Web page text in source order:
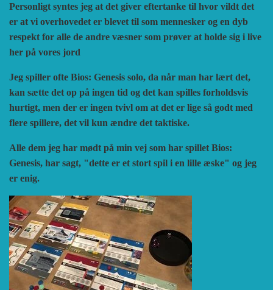
Personligt syntes jeg at det giver eftertanke til hvor vildt det
er at vi overhovedet er blevet til som mennesker og en dyb
respekt for alle de andre væsner som prøver at holde sig i live
her på vores jord
Jeg spiller ofte Bios: Genesis solo, da når man har lært det,
kan sætte det op på ingen tid og det kan spilles forholdsvis
hurtigt, men der er ingen tvivl om at det er lige så godt med
flere spillere, det vil kun ændre det taktiske.
Alle dem jeg har mødt på min vej som har spillet Bios:
Genesis, har sagt, "dette er et stort spil i en lille æske" og jeg
er enig.